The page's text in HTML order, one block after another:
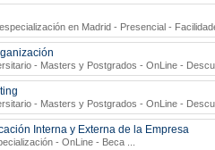
en Madrid - Presencial -
- Masters y Postgrados - OnLine -
- Masters y Postgrados - OnLine -
Interna y Externa de la Empresa
- OnLine - Beca